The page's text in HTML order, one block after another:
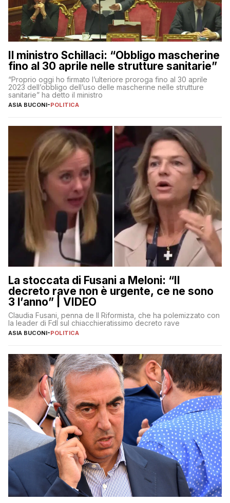
Il ministro Schillaci: “Obbligo mascherine
fino al 30 aprile nelle strutture sanitarie”
“Proprio oggi ho firmato l’ulteriore proroga fino al 30 aprile
2023 dell’obbligo dell’uso delle mascherine nelle strutture
sanitarie” ha detto il ministro
ASIA BUCONI-POLITICA
La stoccata di Fusani a Meloni: “Il
decreto rave non è urgente, ce ne sono
3 l’anno” | VIDEO
Claudia Fusani, penna de Il Riformista, che ha polemizzato con
la leader di FdI sul chiacchieratissimo decreto rave
ASIA BUCONI-POLITICA